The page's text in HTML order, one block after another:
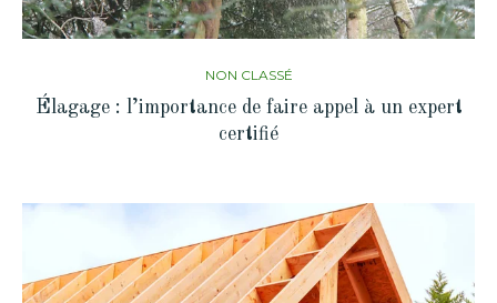
NON CLASSÉ
Élagage : l’importance de faire appel à un expert
certifié